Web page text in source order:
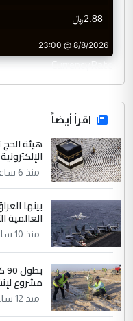
CurrencyRate
اقرأ أيضاً
هيئة
الإلكترونية
منذ 6 ساعة
بينها
العالمية
منذ 10 ساعة
مشروع
منذ 12 ساعة